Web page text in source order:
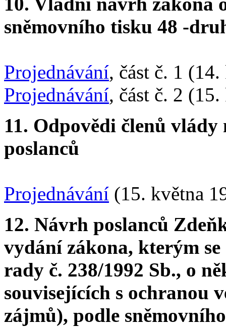
sněmovního tisku 48 -
Projednávání, část č. 1
Projednávání, část č. 2
11. Odpovědi členů vlády
poslanců
Projednávání (15. května
12. Návrh poslanců
vydání zákona, kterým
rady č. 238/1992 Sb., o
souvisejících s ochranou
zájmů), podle